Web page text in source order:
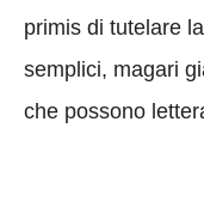
primis di tutelare
semplici, magari
che possono